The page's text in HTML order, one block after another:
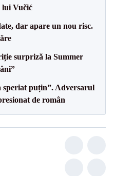
lui Vučić
dar apare un nou risc.
surpriză la Summer
speriat puțin”. Adversarul
de român